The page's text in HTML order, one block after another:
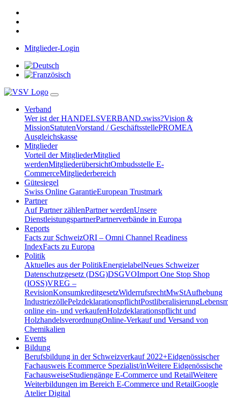
Mitglieder-Login
Verband
Wer ist der HANDELSVERBAND.swiss?Vision &
MissionStatutenVorstand / GeschäftsstellePROMEA
Ausgleichskasse
Mitglieder
Vorteil der MitgliederMitglied
werdenMitgliederübersichtOmbudsstelle E-
CommerceMitgliederbereich
Gütesiegel
Swiss Online GarantieEuropean Trustmark
Partner
Auf Partner zählenPartner werdenUnsere
DienstleistungspartnerPartnerverbände in Europa
Reports
Facts zur SchweizORI – Omni Channel Readiness
IndexFacts zu Europa
Politik
Aktuelles aus der PolitikEnergielabelNeues Schweizer
Datenschutzgesetz (DSG)DSGVOImport One Stop Shop
(IOSS)VREG –
RevisionKonsumkreditgesetzWiderrufsrechtMwStAufhebung
IndustriezöllePelzdeklarationspflichtPostliberalisierung
online ein- und verkaufenHolzdeklarationspflicht und
HolzhandelsverordnungOnline-Verkauf und Versand von
Chemikalien
Events
Bildung
Berufsbildung in der Schweizverkauf 2022+Eidgenössischer
Fachausweis Ecommerce Spezialist/inWeitere Eidgenössische
FachausweiseStudiengänge E-Commerce und RetailWeitere
Weiterbildungen im Bereich E-Commerce und RetailGoogle
Atelier Digital